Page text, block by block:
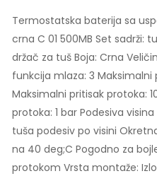
Termostatska baterija sa
crna C 01 500MB Set sadrži:
držač za tuš Boja: Crna
funkcija mlaza: 3
Maksimalni pritisak protoka:
protoka: 1 bar Podesiva
tuša podesiv po visini
na 40 deg;C Pogodno za
protokom Vrsta montaže: